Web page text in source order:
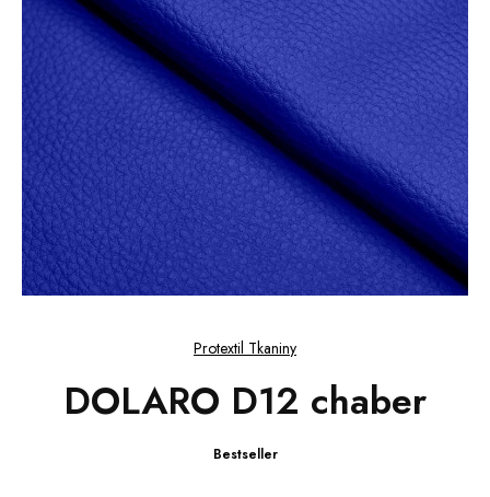
Protextil Tkaniny
DOLARO D12 chaber
Bestseller